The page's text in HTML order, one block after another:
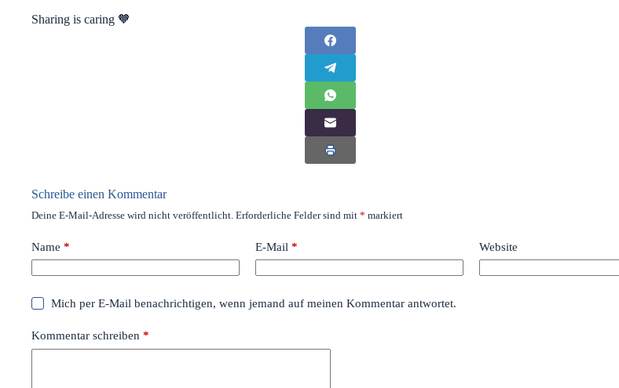
Sharing is caring 🧡
Schreibe einen Kommentar
Deine E-Mail-Adresse wird nicht veröffentlicht. Erforderliche Felder sind mit * markiert
Name * E-Mail * Website
Mich per E-Mail benachrichtigen, wenn jemand auf meinen Kommentar antwortet.
Kommentar schreiben *